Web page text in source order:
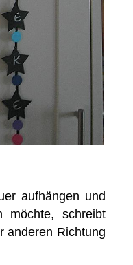
aufhängen und
möchte, schreibt
anderen Richtung